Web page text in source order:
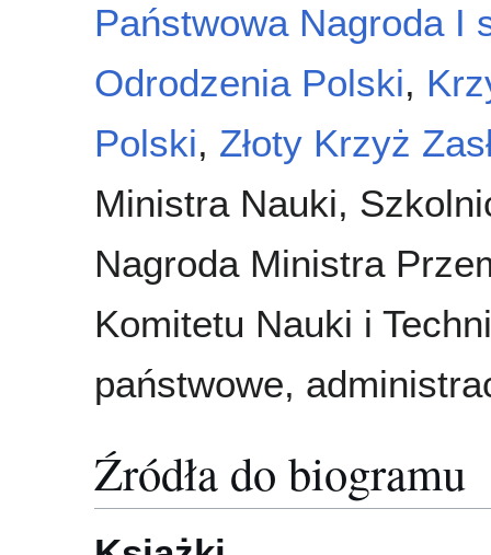
Państwowa Nagroda I
Odrodzenia Polski,
Polski, Złoty Krzyż
Ministra Nauki,
Nagroda Ministra
Komitetu Nauki i
państwowe,
Źródła do biogramu